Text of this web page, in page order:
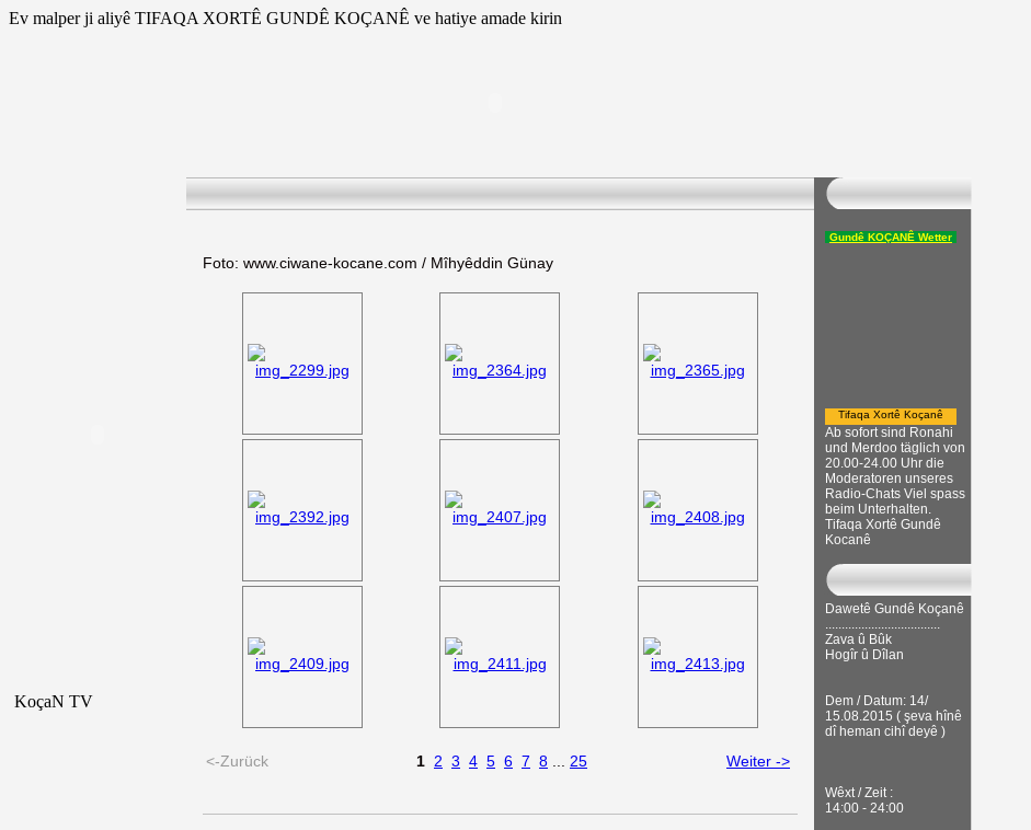
Ev malper ji aliyê TIFAQA XORTÊ GUNDÊ KOÇANÊ ve hatiye amade kirin
KoçaN TV
Foto: www.ciwane-kocane.com / Mîhyêddin Günay
<-Zurück 1 2 3 4 5 6 7 8 25 Weiter ->
Gundê KOÇANÊ Wetter
Tifaqa Xortê Koçanê
Ab sofort sind Ronahi
und Merdoo täglich von
20.00-24.00 Uhr die
Moderatoren unseres
Radio-Chats Viel spass
beim Unterhalten.
Tifaqa Xortê Gundê
Kocanê
Dawetê Gundê Koçanê
...................................
Zava û Bûk
Hogîr û Dîlan
Dem / Datum: 14/
15.08.2015 ( şeva hînê
dî heman cihî deyê )
Wêxt / Zeit :
14:00 - 24:00